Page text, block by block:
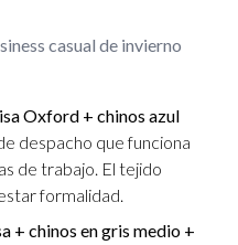
casual de invierno
Oxford + chinos azul
despacho que funciona
de trabajo. El tejido
formalidad.
+ chinos en gris medio +